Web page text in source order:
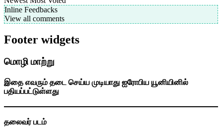
Inline Feedbacks
View all comments
Footer widgets
மொழி மாற்று
இதை எவரும் தடை செய்ய முடியாது ஐரோபிய யூனியினில்
பதியப்பட்டுள்ளது
தலைவர் படம்